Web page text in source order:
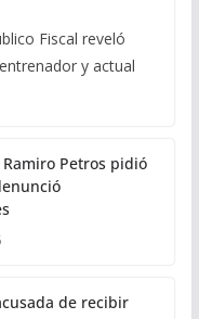
Fiscal reveló
y actual
Petros pidió
de recibir